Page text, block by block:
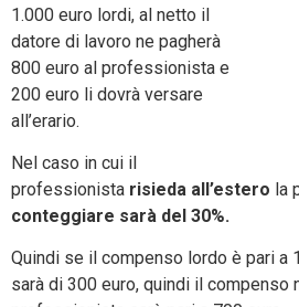
1.000 euro lordi, al netto il
datore di lavoro ne pagherà
800 euro al professionista e
200 euro li dovrà versare
all’erario.
Nel caso in cui il
professionista risieda all’estero la
conteggiare sarà del 30%.
Quindi se il compenso lordo è pari a
sarà di 300 euro, quindi il compenso